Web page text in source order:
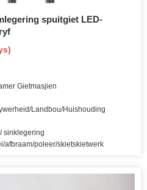
spuitgiet LED-
Gietmasjien
Landbou/Huishouding
sinklegering
afbraam/poleer/skietskietwerk